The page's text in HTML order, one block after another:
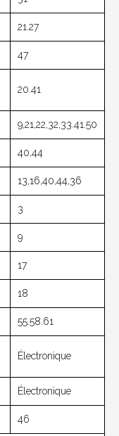
21.27
47
20.41
9,21,22,32,33.41.50
40,44
13,16,40,44,36
3
9
17
18
55.58.61
Électronique
Électronique
46